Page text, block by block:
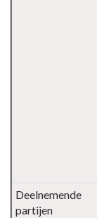
Deelnemende
partijen